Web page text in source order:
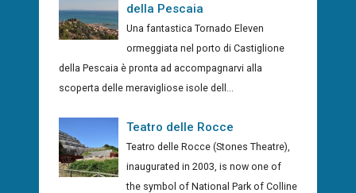
della Pescaia
Una fantastica Tornado Eleven
ormeggiata nel porto di Castiglione
della Pescaia è pronta ad accompagnarvi alla
scoperta delle meravigliose isole dell...
Teatro delle Rocce
Teatro delle Rocce (Stones Theatre),
inaugurated in 2003, is now one of
the symbol of National Park of Colline